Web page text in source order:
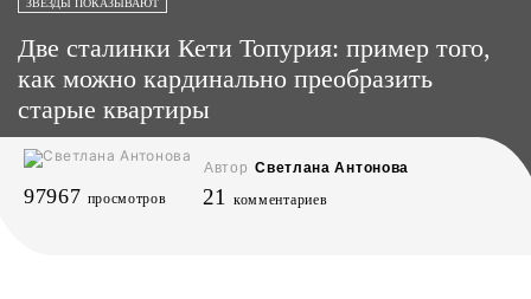
ЗВЁЗДЫ ПОКАЗЫВАЮТ
Две сталинки Кети Топурия: пример того,
как можно кардинально преобразить
старые квартиры
Автор Светлана Антонова
97967 просмотров 21 комментариев